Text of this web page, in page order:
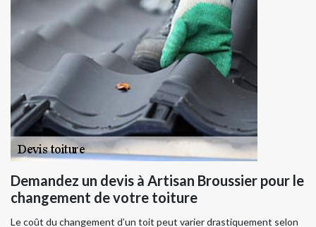
Demandez un devis à Artisan Broussier pour le
changement de votre toiture
Le coût du changement d’un toit peut varier drastiquement selon